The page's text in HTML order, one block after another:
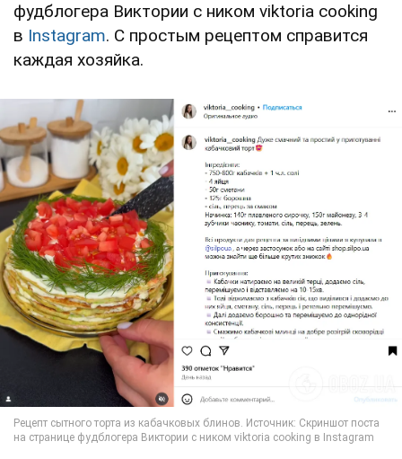
фудблогера Виктории с ником viktoria cooking
в Instagram. С простым рецептом справится
каждая хозяйка.